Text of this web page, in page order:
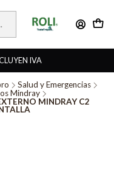
IVA
Salud y Emergencias
Mindray
MINDRAY C2